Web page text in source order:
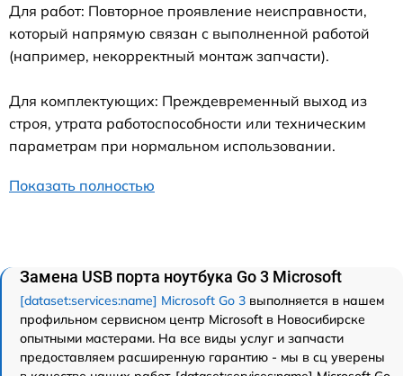
Для работ: Повторное проявление неисправности,
который напрямую связан с выполненной работой
(например, некорректный монтаж запчасти).
Для комплектующих: Преждевременный выход из
строя, утрата работоспособности или техническим
параметрам при нормальном использовании.
Показать полностью
Замена USB порта ноутбука Go 3 Microsoft
[dataset:services:name] Microsoft Go 3 выполняется в нашем
профильном сервисном центр Microsoft в Новосибирске
опытными мастерами. На все виды услуг и запчасти
предоставляем расширенную гарантию - мы в сц уверены